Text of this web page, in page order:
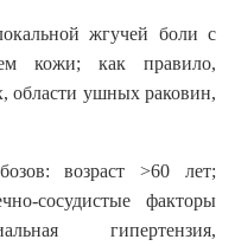
жгучей боли с
кожи; как правило,
области ушных раковин,
возраст >60 лет;
сосудистые факторы
гипертензия,